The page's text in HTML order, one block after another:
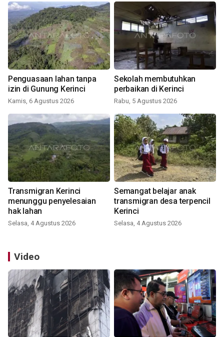
Penguasaan lahan tanpa
izin di Gunung Kerinci
Kamis, 6 Agustus 2026
Sekolah membutuhkan
perbaikan di Kerinci
Rabu, 5 Agustus 2026
Transmigran Kerinci
menunggu penyelesaian
hak lahan
Selasa, 4 Agustus 2026
Semangat belajar anak
transmigran desa terpencil
Kerinci
Selasa, 4 Agustus 2026
Video